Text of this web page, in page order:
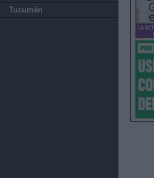
Tucumán